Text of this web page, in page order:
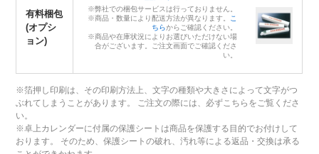
有料梱包
(オプシ
ョン)
※弊社での梱包サービスは行っておりません。
※商品・数量により配送方法が異なります。 こ
ちらからご確認ください。
※商品や在庫状況によりお選びいただけない場
合がございます。ご注文画面でご確認くださ
い。
※箔押し印刷は、その印刷方法上、文字の種類や大きさによって文字がつ
ぶれてしまうことがあります。 ご注文の際には、必ずこちらをご覧くださ
い。
※卓上カレンダーに付属の保護シートは商品を保護する目的でお付けして
おります。 そのため、保護シートの破れ、汚れ等による返品・交換は承る